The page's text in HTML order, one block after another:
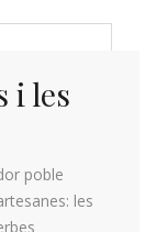
i les
poble
les